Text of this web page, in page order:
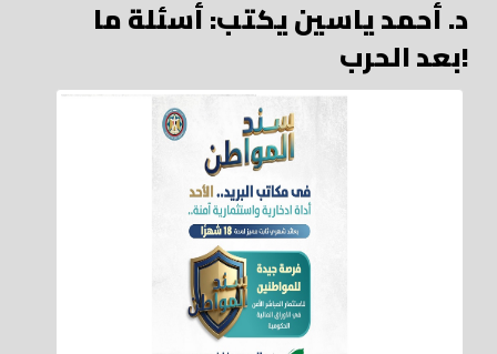
د. أحمد ياسين يكتب: أسئلة ما
بعد الحرب!